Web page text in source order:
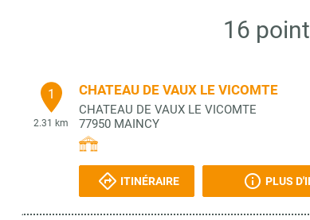
16
1
2.31 km
CHATEAU DE VAUX LE VICOMTE
CHATEAU DE VAUX LE VICOMTE
77950 MAINCY
ITINÉRAIRE PLUS